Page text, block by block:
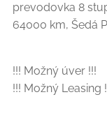
prevodovka 8
64000 km, Šedá
!!! Možný úver !!!
!!! Možný Leasing